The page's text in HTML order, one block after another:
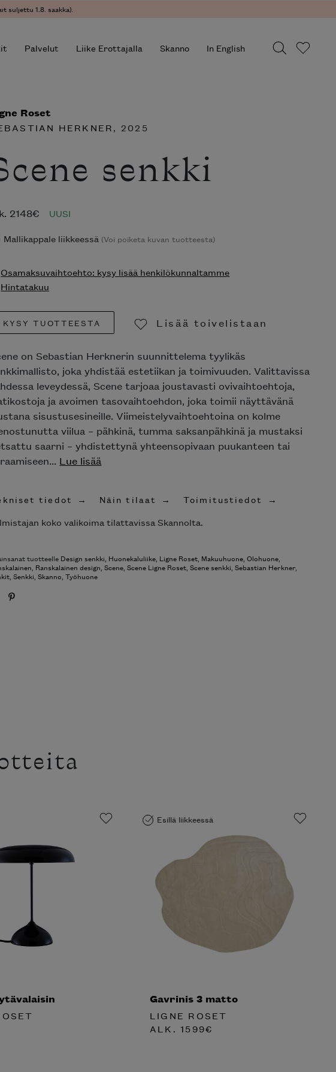
suljettu 1.8. saakka).
Palvelut Liike Erottajalla Skanno In English
Roset
HERKNER, 2025
senkki
2148€
UUSI
Mallikappale liikkeessä (Voi poiketa kuvan tuotteesta)
Osamaksuvaihtoehto: kysy lisää henkilökunnaltamme
Hintatakuu
KYSY TUOTTEESTA
Lisää toivelistaan
on Sebastian Herknerin suunnittelema tyylikäs
joka yhdistää estetiikan ja toimivuuden. Valittavissa
leveydessä, Scene tarjoaa joustavasti ovivaihtoehtoja,
ja avoimen tasovaihtoehdon, joka toimii näyttävänä
sisustusesineille. Viimeistelyvaihtoehtoina on kolme
viilua – pähkinä, tumma saksanpähkinä ja mustaksi
saarni – yhdistettynä yhteensopivaan puukanteen tai
Lue lisää
tiedot Näin tilaat
Toimitustiedot
koko valikoima tilattavissa Skannolta.
tuotteelle Design senkki, Huonekaluliike, Ligne Roset, Makuuhuone,Olohuone,
, Ranskalainen design,Scene,Scene Ligne Roset,Scene senkki,Sebastian Herkner,
,Senkki,Skanno,Työhuone
Esillä liikkeessä
Gavrinis 3 matto
LIGNE ROSET
ALK.1599€